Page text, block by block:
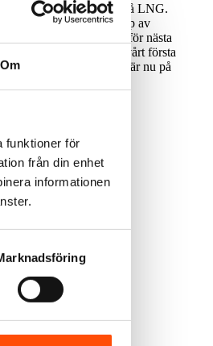
Om
funktioner för
från din enhet
informationen
möjlighet att drivas på LNG.
minskade utsläpp av
vi startade projektet för nästa
Med leveransen av vårt första
i Kina. Fartyget är nu på